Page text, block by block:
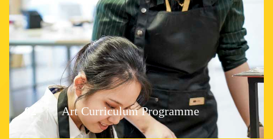
02 Art Curriculum Programme